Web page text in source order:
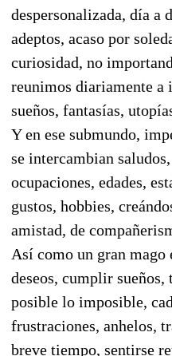
despersonalizada, día a
adeptos, acaso por
curiosidad, no
reunimos diariamente a
sueños, fantasías,
Y en ese submundo,
se intercambian
ocupaciones, edades,
gustos, hobbies,
amistad, de
Así como un gran
deseos, cumplir
posible lo imposible,
frustraciones, anhelos,
breve tiempo, sentirse